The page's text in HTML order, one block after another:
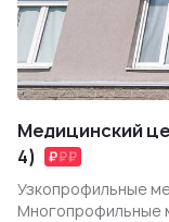
Медицинский
4)
Узкопрофильные
Многопрофильные